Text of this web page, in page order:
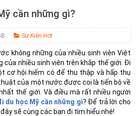
cần những gì?
Sự Kiện Hot
không những của nhiều sinh viên Việt
của nhiều sinh viên trên khắp thế giới. Đi
cơ hội hiếm có để thu thập và hấp thụ
của một nước được coi là tiến bộ về
thế giới. Và điều mà rất nhiều người
du học Mỹ cần những gì? Để trả lời cho
sẽ cùng các bạn đi tìm hiểu nhé!